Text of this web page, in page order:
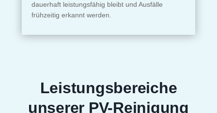
dauerhaft leistungsfähig bleibt und Ausfälle
frühzeitig erkannt werden.
Leistungsbereiche
unserer PV-Reinigung